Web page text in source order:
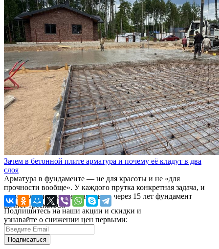
Зачем в бетонной плите арматура и почему её кладут в два
слоя
Арматура в фундаменте — не для красоты и не «для
прочности вообще». У каждого прутка конкретная задача, и
если положить их неправильно, через 15 лет фундамент
начнёт трескаться.
Подпишитесь на наши акции и скидки и
узнавайте о снижении цен первыми:
Подписаться